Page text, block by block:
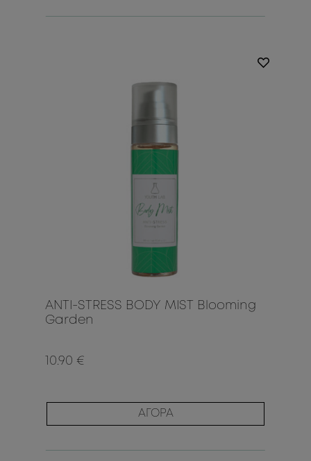
ANTI-STRESS BODY MIST Blooming
Garden
10.90 €
ΑΓΟΡΑ